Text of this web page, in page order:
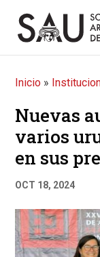
Inicio »
Nuevas
varios
en sus
OCT 18, 2024